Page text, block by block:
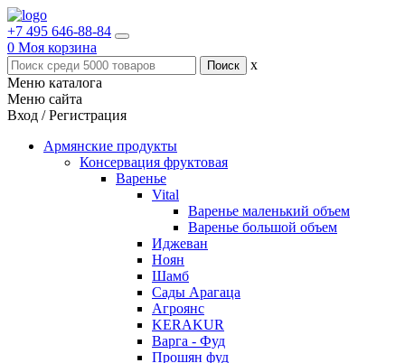
+7 495 646-88-84
0 Моя корзина
x
Меню каталога
Меню сайта
Вход / Регистрация
Армянские продукты
Консервация фруктовая
Варенье
Vital
Варенье маленький объем
Варенье большой объем
Иджеван
Ноян
Шамб
Сады Арагаца
Агроянс
KERAKUR
Варга - Фуд
Прошян фуд